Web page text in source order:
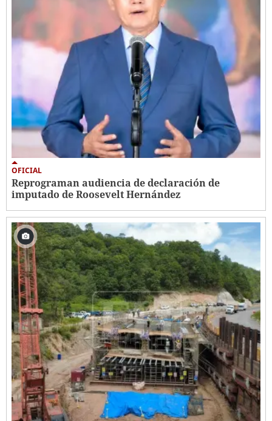
OFICIAL
Reprograman audiencia de declaración de
imputado de Roosevelt Hernández